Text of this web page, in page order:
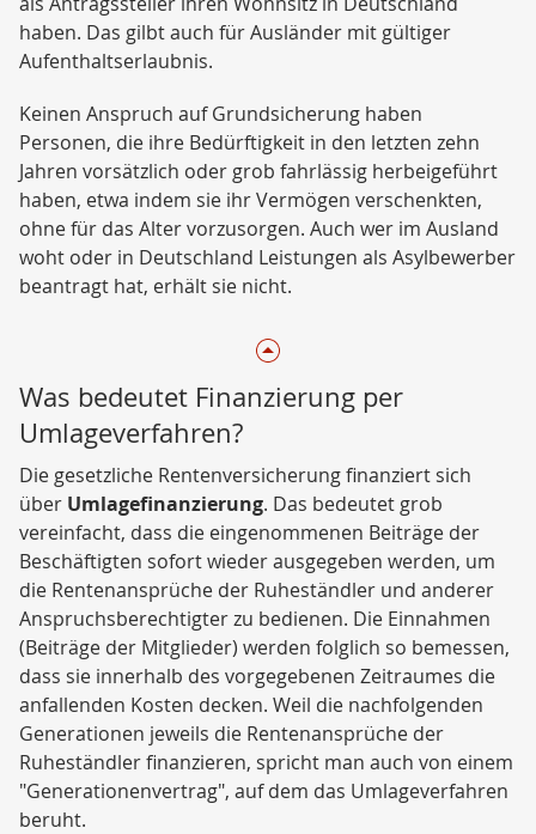
haben. Das gilbt auch für Ausländer mit gültiger
Aufenthaltserlaubnis.
Keinen Anspruch auf Grundsicherung haben
Personen, die ihre Bedürftigkeit in den letzten zehn
Jahren vorsätzlich oder grob fahrlässig herbeigeführt
haben, etwa indem sie ihr Vermögen verschenkten,
ohne für das Alter vorzusorgen. Auch wer im Ausland
woht oder in Deutschland Leistungen als Asylbewerber
beantragt hat, erhält sie nicht.
Was bedeutet Finanzierung per
Umlageverfahren?
Die gesetzliche Rentenversicherung finanziert sich
über Umlagefinanzierung. Das bedeutet grob
vereinfacht, dass die eingenommenen Beiträge der
Beschäftigten sofort wieder ausgegeben werden, um
die Rentenansprüche der Ruheständler und anderer
Anspruchsberechtigter zu bedienen. Die Einnahmen
(Beiträge der Mitglieder) werden folglich so bemessen,
dass sie innerhalb des vorgegebenen Zeitraumes die
anfallenden Kosten decken. Weil die nachfolgenden
Generationen jeweils die Rentenansprüche der
Ruheständler finanzieren, spricht man auch von einem
"Generationenvertrag", auf dem das Umlageverfahren
beruht.